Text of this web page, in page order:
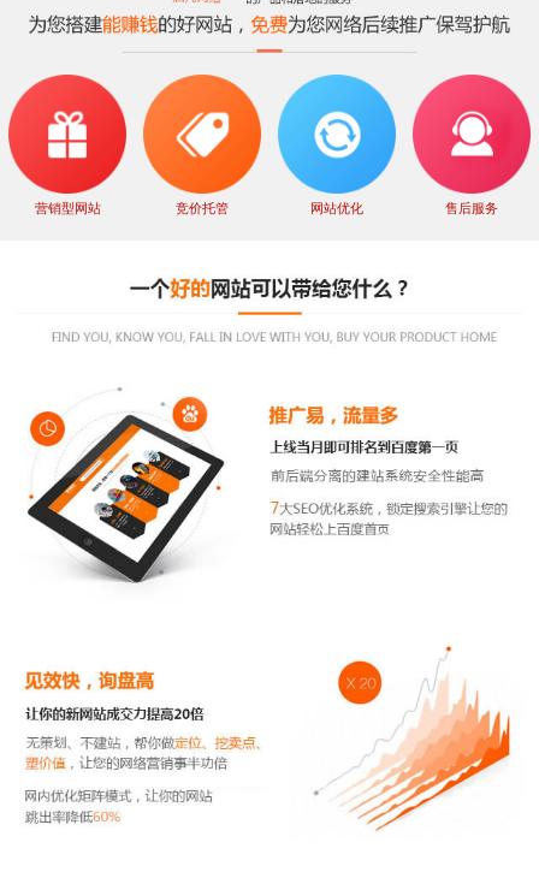
营销型网站 竞价托管 网站优化 售后服务